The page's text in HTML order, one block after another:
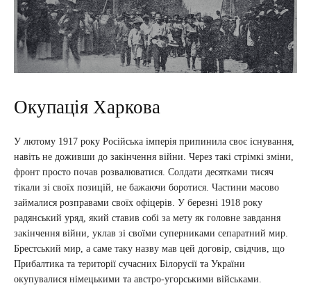
Окупація Харкова
У лютому 1917 року Російська імперія припинила своє існування,
навіть не доживши до закінчення війни. Через такі стрімкі зміни,
фронт просто почав розвалюватися. Солдати десятками тисяч
тікали зі своїх позицій, не бажаючи боротися. Частини масово
займалися розправами своїх офіцерів. У березні 1918 року
радянський уряд, який ставив собі за мету як головне завдання
закінчення війни, уклав зі своїми суперниками сепаратний мир.
Брестський мир, а саме таку назву мав цей договір, свідчив, що
Прибалтика та території сучасних Білорусії та України
окупувалися німецькими та австро-угорськими військами.